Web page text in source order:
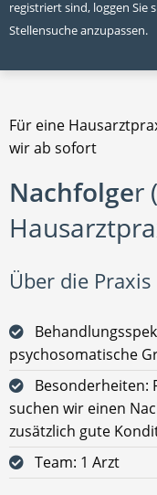
registriert sind, loggen Sie
Stellensuche anzupassen.
Für eine
wir ab sofort
Nachfolger
Über die
psychosomatische
Besonderheiten:
suchen wir einen
zusätzlich gute
Team: 1 Arzt